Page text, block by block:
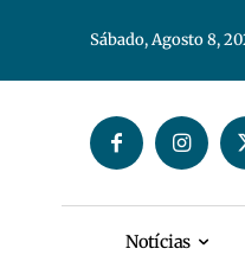
Sábado, Agosto 8,
Notícias